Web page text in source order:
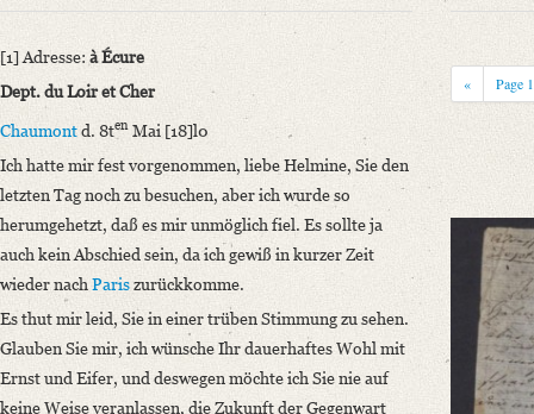
Place of Destination: Paris
Notations: Empfangsort erschlossen.
Printed Text
Provider: Dresden, Sächsische Landesbibliothek - Staats- und
OAI Id: 343347008
Bibliography: Briefe von und an August Wilhelm Schlegel.
Incipit: „[1] Adresse: à Écure
Dept. du Loir et Cher
Chaumont d. 8ten Mai [18]l0
Ich hatte mir fest vorgenommen, liebe Helmine, Sie den letzten [...]“
Manuscript
Provider: Kraków, Biblioteka Jagiellońska
[1] Adresse: à Écure
Dept. du Loir et Cher
Chaumontd. 8ten Mai [18]l0
Ich hatte mir fest vorgenommen, liebe Helmine, Sie den
letzten Tag noch zu besuchen, aber ich wurde so
herumgehetzt, daß es mir unmöglich fiel. Es sollte ja
auch kein Abschied sein, da ich gewiß in kurzer Zeit
wieder nach Pariszurückkomme.
Es thut mir leid, Sie in einer trüben Stimmung zu sehen.
Glauben Sie mir, ich wünsche Ihr dauerhaftes Wohl mit
Ernst und Eifer, und deswegen möchte ich Sie nie auf
keine Weise veranlassen, die Zukunft der Gegenwart
« Page 1